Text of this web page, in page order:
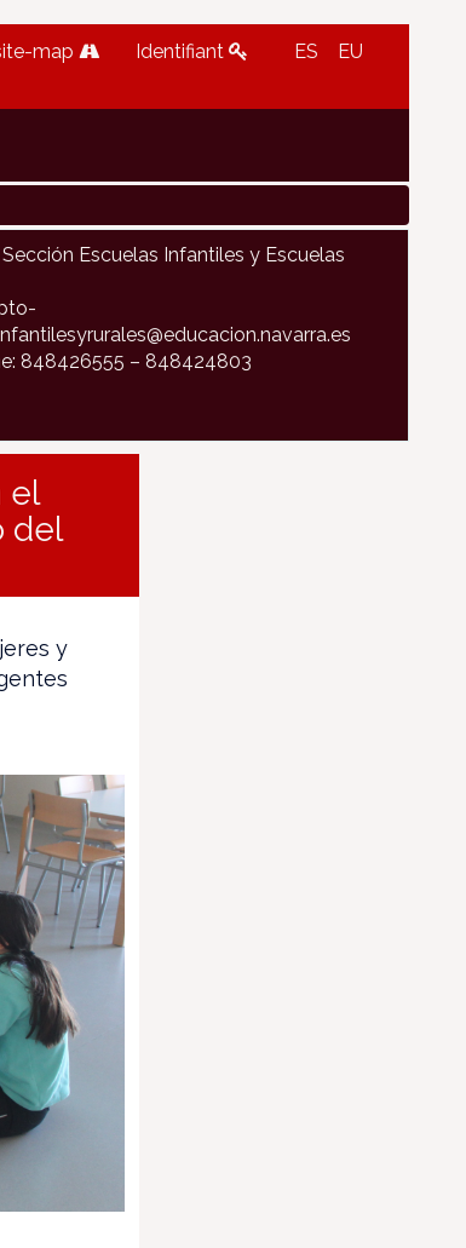
map Identifiant ES EU
Escuelas Infantiles y Escuelas
848426555 – 848424803
el
del
y